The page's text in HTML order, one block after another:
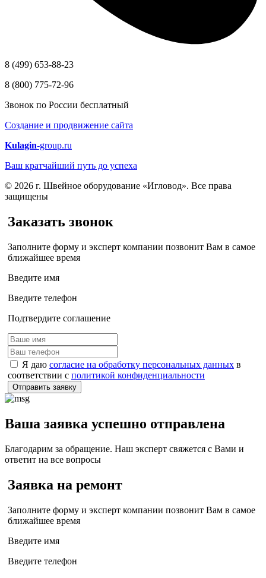
8 (499) 653-88-23
8 (800) 775-72-96
Звонок по России бесплатный
Создание и продвижение сайта
Kulagin-group.ru
Ваш кратчайший путь до успеха
© 2026 г. Швейное оборудование «Игловод». Все права
защищены
Заказать звонок
Заполните форму и эксперт компании позвонит Вам в самое
ближайшее время
Введите имя
Введите телефон
Подтвердите соглашение
Я даю согласие на обработку персональных данных в
соответствии с политикой конфиденциальности
Отправить заявку
Ваша заявка успешно отправлена
Благодарим за обращение. Наш эксперт свяжется с Вами и
ответит на все вопросы
Заявка на ремонт
Заполните форму и эксперт компании позвонит Вам в самое
ближайшее время
Введите имя
Введите телефон